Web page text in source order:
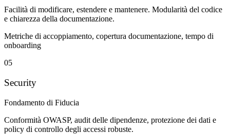
Facilità di modificare, estendere e mantenere. Modularità del codice
e chiarezza della documentazione.
Metriche di accoppiamento, copertura documentazione, tempo di
onboarding
05
Security
Fondamento di Fiducia
Conformità OWASP, audit delle dipendenze, protezione dei dati e
policy di controllo degli accessi robuste.